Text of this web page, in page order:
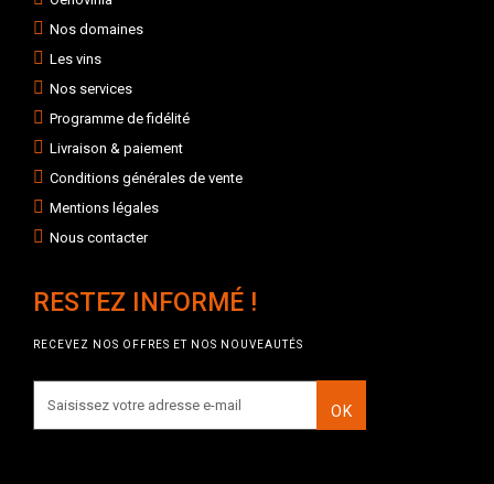
Nos domaines
Les vins
Nos services
Programme de fidélité
Livraison & paiement
Conditions générales de vente
Mentions légales
Nous contacter
RESTEZ INFORMÉ !
RECEVEZ NOS OFFRES ET NOS NOUVEAUTÉS
OK